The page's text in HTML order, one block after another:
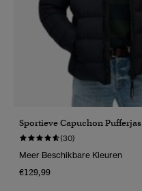
Sportieve Capuchon Pufferjas
(30)
Meer Beschikbare Kleuren
€129,99